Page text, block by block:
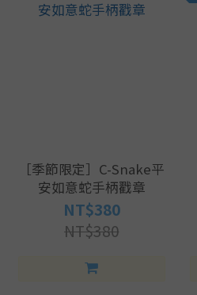
［季節限定］C-Snake平
安如意蛇手柄戳章
NT$380
NT$380